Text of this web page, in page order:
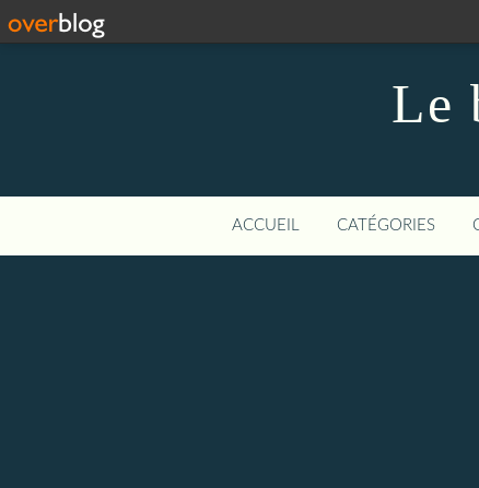
Le
ACCUEIL CATÉGORIES